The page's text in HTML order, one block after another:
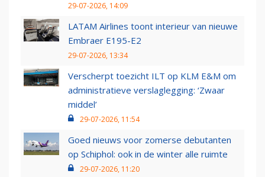
29-07-2026, 14:09
LATAM Airlines toont interieur van nieuwe
Embraer E195-E2
29-07-2026, 13:34
Verscherpt toezicht ILT op KLM E&M om
administratieve verslaglegging: ‘Zwaar
middel’
29-07-2026, 11:54
Goed nieuws voor zomerse debutanten
op Schiphol: ook in de winter alle ruimte
29-07-2026, 11:20